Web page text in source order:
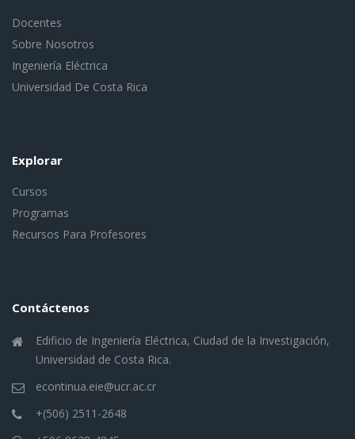
Docentes
Sobre Nosotros
Ingeniería Eléctrica
Universidad De Costa Rica
Explorar
Cursos
Programas
Recursos Para Profesores
Contáctenos
Edificio de Ingeniería Eléctrica, Ciudad de la Investigación,
Universidad de Costa Rica.
econtinua.eie@ucr.ac.cr
+(506) 2511-2648